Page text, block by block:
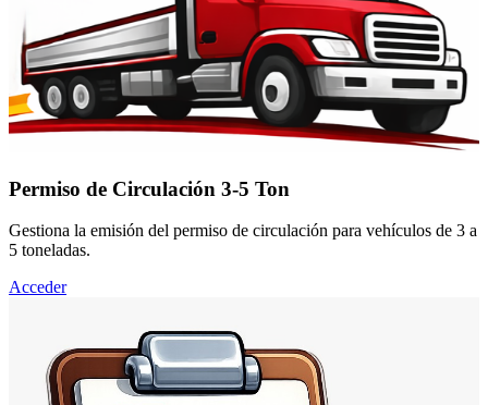
Permiso de Circulación 3-5 Ton
Gestiona la emisión del permiso de circulación para vehículos de 3 a
5 toneladas.
Acceder